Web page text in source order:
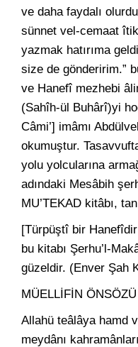
ve daha faydalı
sünnet vel-cemaat
yazmak hatırıma
size de gönderirim.”
ve Hanefî mezhebi
(Sahîh-ül Buhârî)yi
Câmi’] imâmı
okumuştur.
yolu yolcularına
adındaki Mesâbih
MU’TEKAD kitâbı,
[Türpüştî bir
bu kitabı Şerhu’l-
güzeldir. (Enver Şah
MÜELLİFİN ÖNSÖZÜ
Allahü teâlâya hamd
meydânı